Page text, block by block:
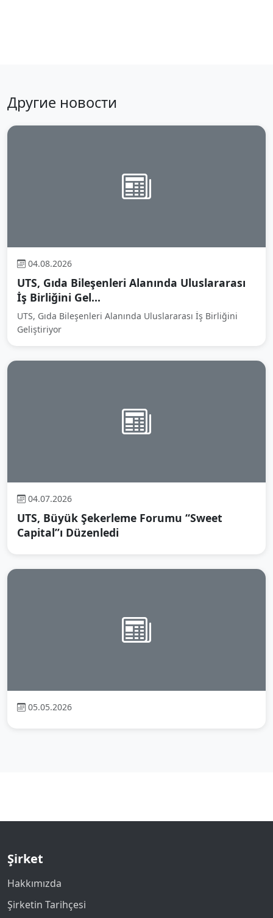
Другие новости
04.08.2026
UTS, Gıda Bileşenleri Alanında Uluslararası
İş Birliğini Gel...
UTS, Gıda Bileşenleri Alanında Uluslararası İş Birliğini
Geliştiriyor
04.07.2026
UTS, Büyük Şekerleme Forumu “Sweet
Capital”ı Düzenledi
05.05.2026
Şirket
Hakkımızda
Şirketin Tarihçesi